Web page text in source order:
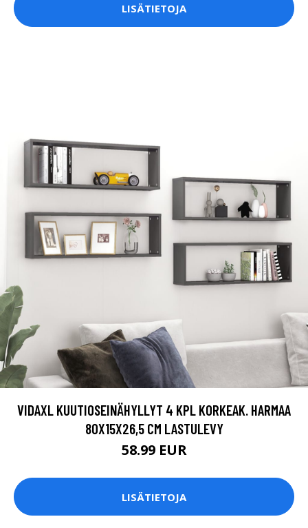
LISÄTIETOJA
VIDAXL KUUTIOSEINÄHYLLYT 4 KPL KORKEAK. HARMAA
80X15X26,5 CM LASTULEVY
58.99 EUR
LISÄTIETOJA